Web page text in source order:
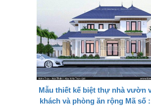
Mẫu thiết kế biệt thự nhà vườn
khách và phòng ăn rộng Mã số